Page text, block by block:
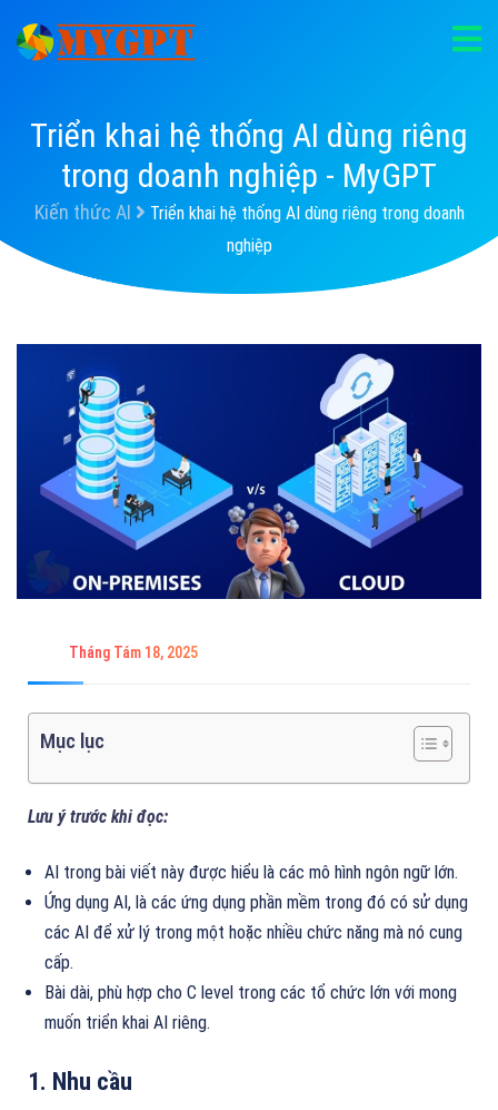
Triển khai hệ thống AI dùng riêng
trong doanh nghiệp - MyGPT
Kiến thức AI
Triển khai hệ thống AI dùng riêng trong doanh
nghiệp
Tháng Tám 18, 2025
Mục lục
Lưu ý trước khi đọc:
AI trong bài viết này được hiểu là các mô hình ngôn ngữ lớn.
Ứng dụng AI, là các ứng dụng phần mềm trong đó có sử dụng
các AI để xử lý trong một hoặc nhiều chức năng mà nó cung
cấp.
Bài dài, phù hợp cho C level trong các tổ chức lớn với mong
muốn triển khai AI riêng.
1. Nhu cầu